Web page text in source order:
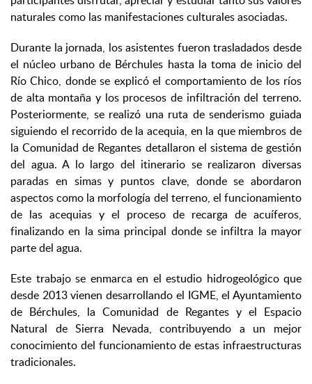
naturales como las manifestaciones culturales asociadas.
Durante la jornada, los asistentes fueron trasladados desde
el núcleo urbano de Bérchules hasta la toma de inicio del
Río Chico, donde se explicó el comportamiento de los ríos
de alta montaña y los procesos de infiltración del terreno.
Posteriormente, se realizó una ruta de senderismo guiada
siguiendo el recorrido de la acequia, en la que miembros de
la Comunidad de Regantes detallaron el sistema de gestión
del agua. A lo largo del itinerario se realizaron diversas
paradas en simas y puntos clave, donde se abordaron
aspectos como la morfología del terreno, el funcionamiento
de las acequias y el proceso de recarga de acuíferos,
finalizando en la sima principal donde se infiltra la mayor
parte del agua.
Este trabajo se enmarca en el estudio hidrogeológico que
desde 2013 vienen desarrollando el IGME, el Ayuntamiento
de Bérchules, la Comunidad de Regantes y el Espacio
Natural de Sierra Nevada, contribuyendo a un mejor
conocimiento del funcionamiento de estas infraestructuras
tradicionales.